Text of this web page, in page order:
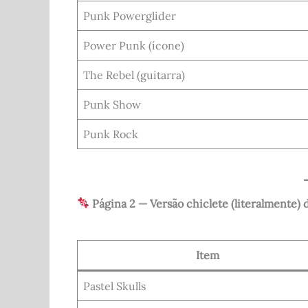
Punk Powerglider
Power Punk (ícone)
The Rebel (guitarra)
Punk Show
Punk Rock
Página 2 — Versão chiclete (literalmente)
Item
Pastel Skulls